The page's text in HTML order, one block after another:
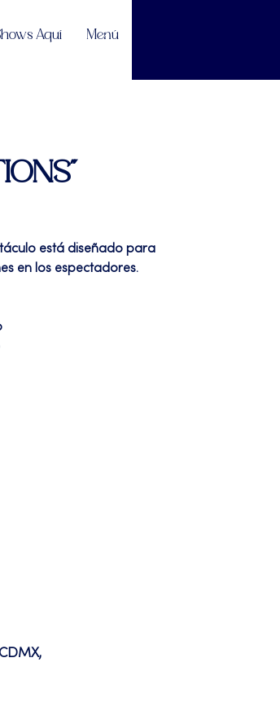
Aquí Menú
está diseñado para
en los espectadores.